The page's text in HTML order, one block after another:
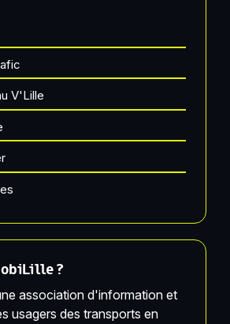
V'Lille
?
association d'information et
usagers des transports en